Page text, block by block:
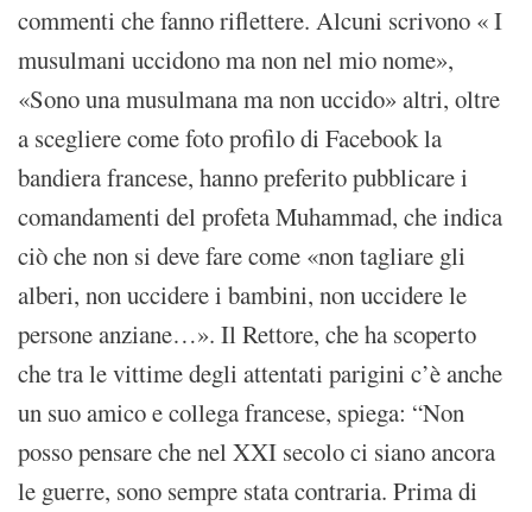
commenti che fanno riflettere. Alcuni scrivono « I
musulmani uccidono ma non nel mio nome»,
«Sono una musulmana ma non uccido» altri, oltre
a scegliere come foto profilo di Facebook la
bandiera francese, hanno preferito pubblicare i
comandamenti del profeta Muhammad, che indica
ciò che non si deve fare come «non tagliare gli
alberi, non uccidere i bambini, non uccidere le
persone anziane…». Il Rettore, che ha scoperto
che tra le vittime degli attentati parigini c’è anche
un suo amico e collega francese, spiega: “Non
posso pensare che nel XXI secolo ci siano ancora
le guerre, sono sempre stata contraria. Prima di